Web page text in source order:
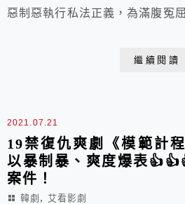
惡制惡執行私法正義，為滿腹冤
繼續閱讀
2021.07.21
19禁復仇爽劇《模範計程
以暴制暴、爽度爆表
案件！
韓劇 , 艾看影劇